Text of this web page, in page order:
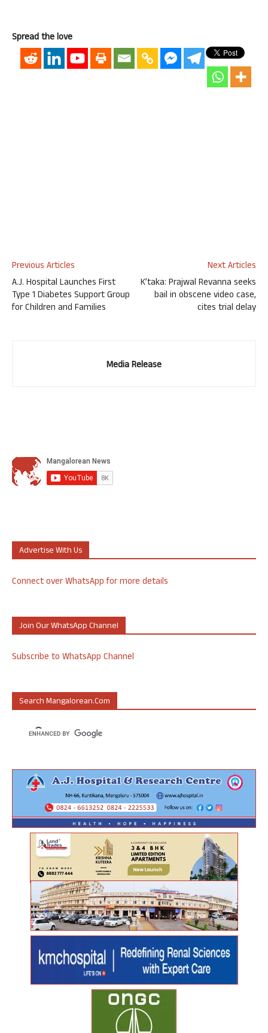
Spread the love
Previous Articles
A.J. Hospital Launches First
Type 1 Diabetes Support Group
for Children and Families
Next Articles
K’taka: Prajwal Revanna seeks
bail in obscene video case,
cites trial delay
Media Release
Advertise With Us
Connect over WhatsApp for more details
Join Our WhatsApp Channel
Subscribe to WhatsApp Channel
Search Mangalorean.com